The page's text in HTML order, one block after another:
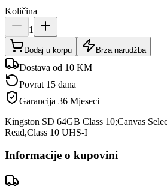
Količina
1
Dodaj u korpu Brza narudžba
Dostava od 10 KM
Povrat 15 dana
Garancija 36 Mjeseci
Kingston SD 64GB Class 10;Canvas
Read,Class 10 UHS-I
Informacije o kupovini